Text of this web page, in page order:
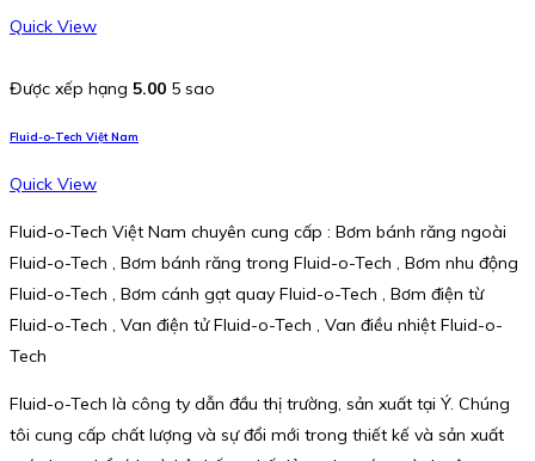
Quick View
Được xếp hạng 5.00 5 sao
Fluid-o-Tech Việt Nam
Quick View
Fluid-o-Tech Việt Nam chuyên cung cấp : Bơm bánh răng ngoài
Fluid-o-Tech , Bơm bánh răng trong Fluid-o-Tech , Bơm nhu động
Fluid-o-Tech , Bơm cánh gạt quay Fluid-o-Tech , Bơm điện từ
Fluid-o-Tech , Van điện tử Fluid-o-Tech , Van điều nhiệt Fluid-o-
Tech
Fluid-o-Tech là công ty dẫn đầu thị trường, sản xuất tại Ý. Chúng
tôi cung cấp chất lượng và sự đổi mới trong thiết kế và sản xuất